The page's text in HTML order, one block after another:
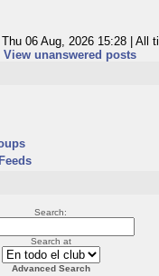
06 Aug, 2026 15:28 | All
View unanswered posts
Search:
Search at
Advanced Search